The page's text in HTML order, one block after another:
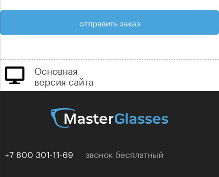
Основная
версия сайта
+7 800 301-11-69 звонок бесплатный